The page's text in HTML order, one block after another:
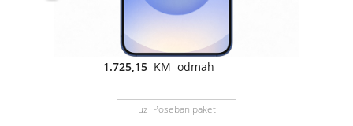
1.725,15 KM odmah
uz Poseban paket